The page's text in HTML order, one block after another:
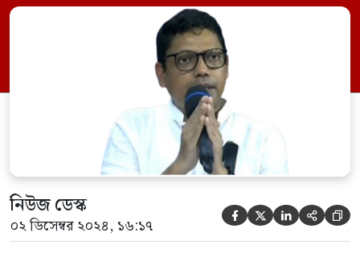
রাখা হয়েছে। পরিবারের সঙ্গে সাক্ষাৎ করা ও
ফোনে কথা বলার সুযোগ পাচ্ছেন না তিনি।
সোমবার (২ ডিসেম্বর) ঢাকার চিফ মেট্রোপলিটন
ম্যাজিস্ট্রেট (সিএমএম) আদালতের
মেট্রোপলিটন […]
নিউজ ডেস্ক
০২ ডিসেম্বর ২০২৪, ১৬:১৭     